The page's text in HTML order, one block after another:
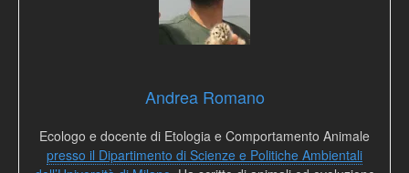
Andrea Romano
Ecologo e docente di Etologia e Comportamento Animale
presso il Dipartimento di Scienze e Politiche Ambientali